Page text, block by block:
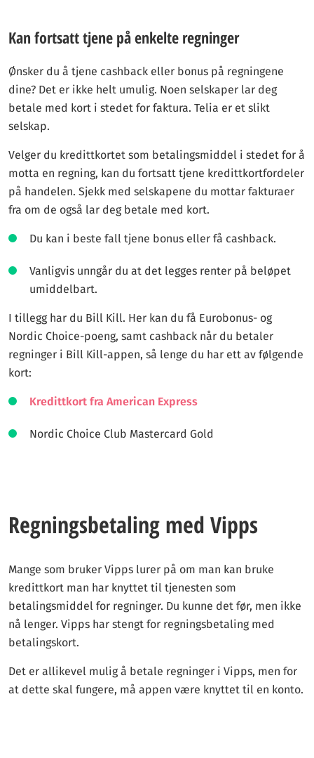
Kan fortsatt tjene på enkelte regninger
Ønsker du å tjene cashback eller bonus på regningene
dine? Det er ikke helt umulig. Noen selskaper lar deg
betale med kort i stedet for faktura. Telia er et slikt
selskap.
Velger du kredittkortet som betalingsmiddel i stedet for å
motta en regning, kan du fortsatt tjene kredittkortfordeler
på handelen. Sjekk med selskapene du mottar fakturaer
fra om de også lar deg betale med kort.
Du kan i beste fall tjene bonus eller få cashback.
Vanligvis unngår du at det legges renter på beløpet
umiddelbart.
I tillegg har du Bill Kill. Her kan du få Eurobonus- og
Nordic Choice-poeng, samt cashback når du betaler
regninger i Bill Kill-appen, så lenge du har ett av følgende
kort:
Kredittkort fra American Express
Nordic Choice Club Mastercard Gold
Regningsbetaling med Vipps
Mange som bruker Vipps lurer på om man kan bruke
kredittkort man har knyttet til tjenesten som
betalingsmiddel for regninger. Du kunne det før, men ikke
nå lenger. Vipps har stengt for regningsbetaling med
betalingskort.
Det er allikevel mulig å betale regninger i Vipps, men for
at dette skal fungere, må appen være knyttet til en konto.